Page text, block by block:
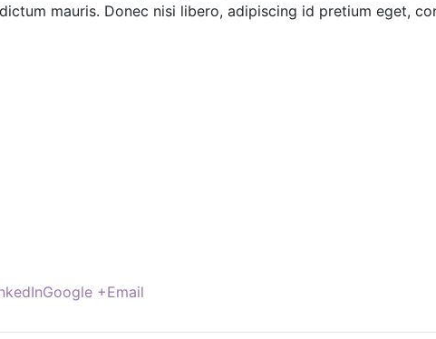
mauris. Donec nisi libero, adipiscing id pretium eget,
Google +Email